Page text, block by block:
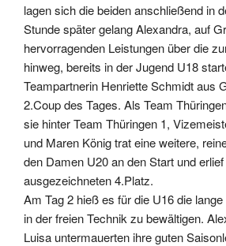
lagen sich die beiden anschließend in
Stunde später gelang Alexandra, auf
hervorragenden Leistungen über die
hinweg, bereits in der Jugend U18
Teampartnerin Henriette Schmidt aus
2.Coup des Tages. Als Team
sie hinter Team Thüringen 1,
und Maren König trat eine weitere,
den Damen U20 an den Start und
ausgezeichneten 4.Platz.
Am Tag 2 hieß es für die U16 die
in der freien Technik zu bewältigen.
Luisa untermauerten ihre guten